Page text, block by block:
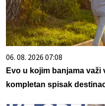
06. 08. 2026 07:08
Evo u kojim banjama važi
kompletan spisak